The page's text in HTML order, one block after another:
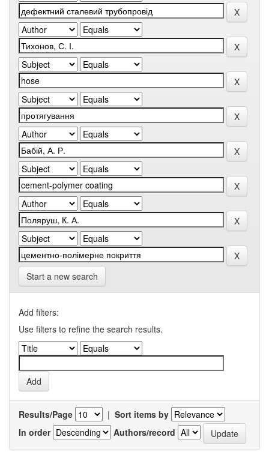
Start a new search
Add filters:
Use filters to refine the search results.
Results/Page | Sort items by
In order
Authors/record